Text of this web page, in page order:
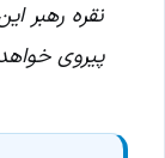
نقره رهبر
پیروی